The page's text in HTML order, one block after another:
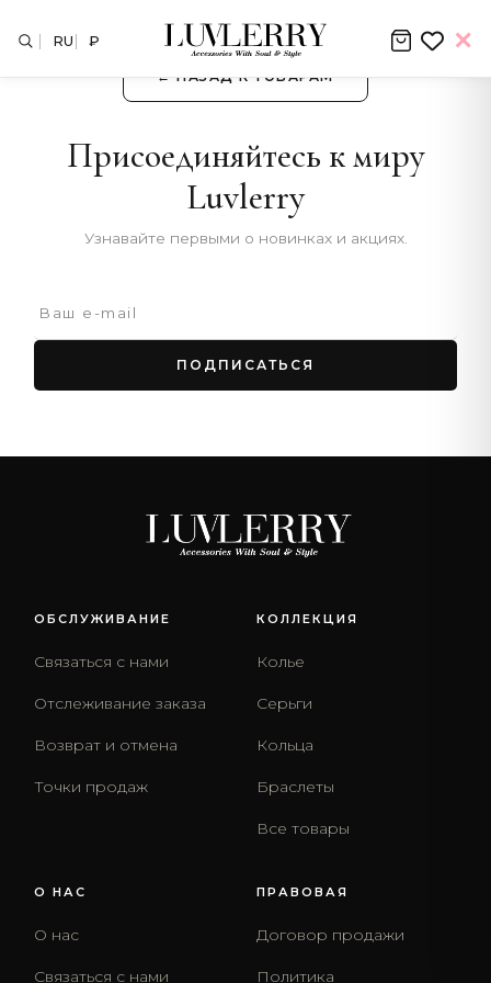
← НАЗАД К ТОВАРАМ
Присоединяйтесь к миру
Luvlerry
Узнавайте первыми о новинках и акциях.
ПОДПИСАТЬСЯ
ОБСЛУЖИВАНИЕ
Связаться с нами
Отслеживание заказа
Возврат и отмена
Точки продаж
КОЛЛЕКЦИЯ
Колье
Серьги
Кольца
Браслеты
Все товары
О НАС
О нас
Связаться с нами
ПРАВОВАЯ
Договор продажи
Политика
RU ₽